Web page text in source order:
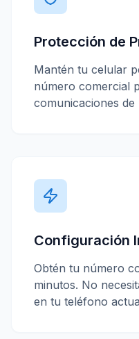
Protección de
Mantén tu celular
número comercial
comunicaciones de
Configuración
Obtén tu número
minutos. No
en tu teléfono